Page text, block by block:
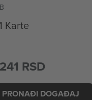
Karte
RSD
PRONAĐI DOGAĐAJ